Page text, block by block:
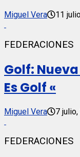
Miguel Vera 11
FEDERACIONES
Golf:
Es Golf «
Miguel Vera 7
FEDERACIONES